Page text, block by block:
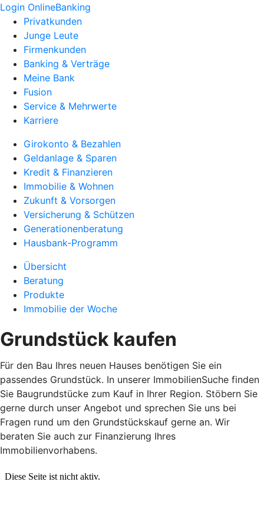
Login OnlineBanking
Privatkunden
Junge Leute
Firmenkunden
Banking & Verträge
Meine Bank
Fusion
Service & Mehrwerte
Karriere
Girokonto & Bezahlen
Geldanlage & Sparen
Kredit & Finanzieren
Immobilie & Wohnen
Zukunft & Vorsorgen
Versicherung & Schützen
Generationenberatung
Hausbank-Programm
Übersicht
Beratung
Produkte
Immobilie der Woche
Grundstück kaufen
Für den Bau Ihres neuen Hauses benötigen Sie ein
passendes Grundstück. In unserer ImmobilienSuche finden
Sie Baugrundstücke zum Kauf in Ihrer Region. Stöbern Sie
gerne durch unser Angebot und sprechen Sie uns bei
Fragen rund um den Grundstückskauf gerne an. Wir
beraten Sie auch zur Finanzierung Ihres
Immobilienvorhabens.